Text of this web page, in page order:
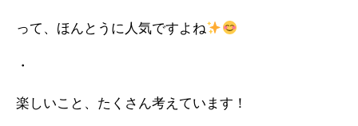
って、ほんとうに人気ですよね
・
楽しいこと、たくさん考えています！